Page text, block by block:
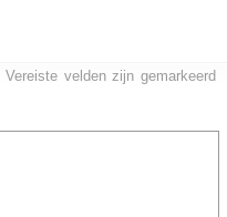
Vereiste velden zijn gemarkeerd